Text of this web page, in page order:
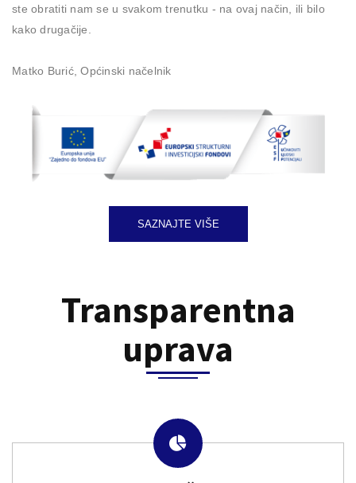
ste obratiti nam se u svakom trenutku - na ovaj način, ili bilo
kako drugačije.
Matko Burić, Općinski načelnik
SAZNAJTE VIŠE
Transparentna
uprava